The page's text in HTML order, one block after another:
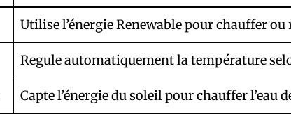
Utilise l’énergie Renewable pour chauffer
Regule automatiquement la température
Capte l’énergie du soleil pour chauffer l’eau